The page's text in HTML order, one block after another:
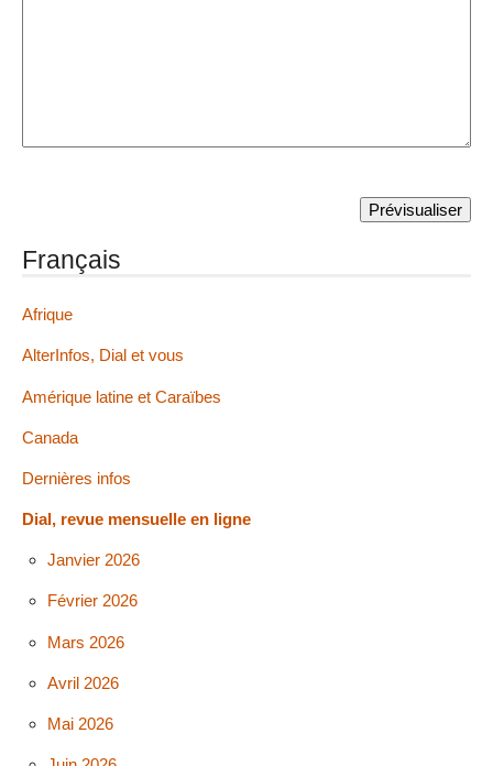
Français
Afrique
AlterInfos, Dial et vous
Amérique latine et Caraïbes
Canada
Dernières infos
Dial, revue mensuelle en ligne
Janvier 2026
Février 2026
Mars 2026
Avril 2026
Mai 2026